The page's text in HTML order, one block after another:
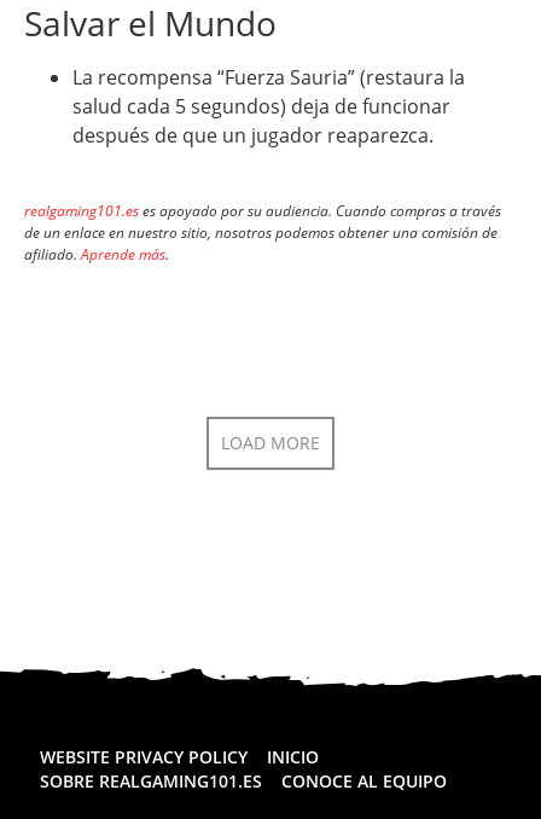
Salvar el Mundo
La recompensa “Fuerza Sauria” (restaura la
salud cada 5 segundos) deja de funcionar
después de que un jugador reaparezca.
realgaming101.eses apoyado por su audiencia. Cuando compras a través
de un enlace en nuestro sitio, nosotros podemos obtener una comisión de
afiliado.Aprende más.
LOAD MORE
WEBSITE PRIVACY POLICY
INICIO
SOBRE REALGAMING101.ES
CONOCE AL EQUIPO